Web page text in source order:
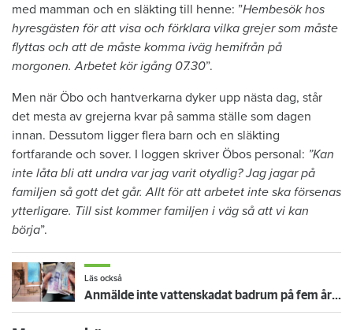
med mamman och en släkting till henne: ”Hembesök hos
hyresgästen för att visa och förklara vilka grejer som måste
flyttas och att de måste komma iväg hemifrån på
morgonen. Arbetet kör igång 07.30”.
Men när Öbo och hantverkarna dyker upp nästa dag, står
det mesta av grejerna kvar på samma ställe som dagen
innan. Dessutom ligger flera barn och en släkting
fortfarande och sover. I loggen skriver Öbos personal: ”Kan
inte låta bli att undra var jag varit otydlig? Jag jagar på
familjen så gott det går. Allt för att arbetet inte ska försenas
ytterligare. Till sist kommer familjen i väg så att vi kan
börja”.
Läs också
Anmälde inte vattenskadat badrum på fem år – krävs på 125 000 kronor